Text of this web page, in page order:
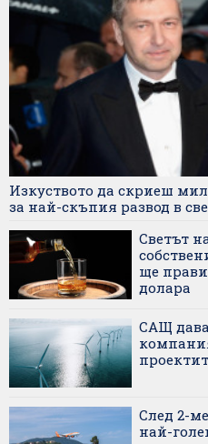
Изкуството да скриеш
за най-скъпия развод в
Светът
ще
долара
САЩ
След 2-
най-